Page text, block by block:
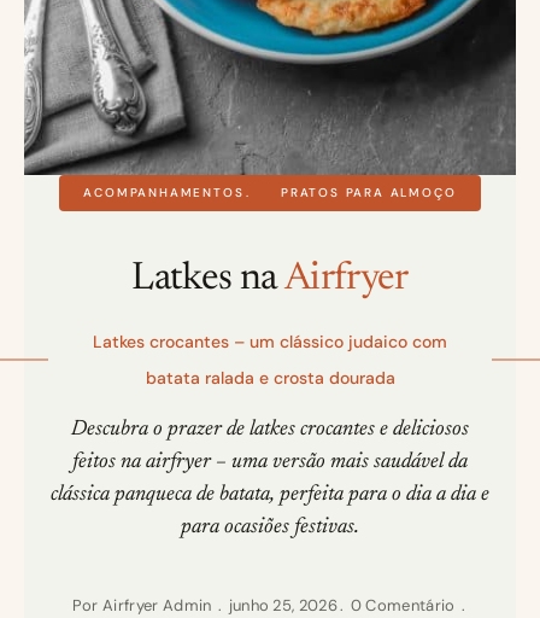
ACOMPANHAMENTOS PRATOS PARA ALMOÇO
Latkes naAirfryer
Latkes crocantes – um clássico judaico com
batata ralada e crosta dourada
Descubra o prazer de latkes crocantes e deliciosos
feitos na airfryer – uma versão mais saudável da
clássica panqueca de batata, perfeita para o dia a dia e
para ocasiões festivas.
PorAirfryer Admin junho 25, 2026 0 Comentário